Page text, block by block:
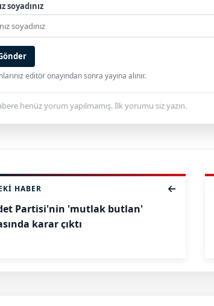
soyadınız
editör onayından sonra yayına alınır.
henüz yorum yapılmamış. İlk yorumu siz yazın.
HABER
Partisi'nin 'mutlak butlan'
karar çıktı